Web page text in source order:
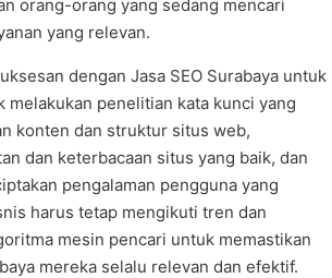
orang-orang yang sedang mencari
yang relevan.
dengan Jasa SEO Surabaya untuk
melakukan penelitian kata kunci yang
konten dan struktur situs web,
dan keterbacaan situs yang baik, dan
pengalaman pengguna yang
harus tetap mengikuti tren dan
mesin pencari untuk memastikan
mereka selalu relevan dan efektif.